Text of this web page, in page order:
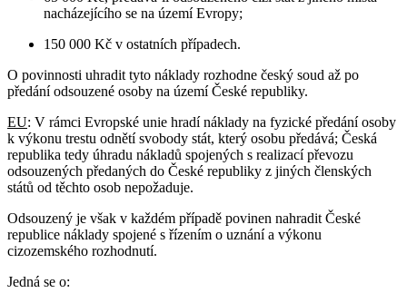
nacházejícího se na území Evropy;
150 000 Kč v ostatních případech.
O povinnosti uhradit tyto náklady rozhodne český soud až po
předání odsouzené osoby na území České republiky.
EU: V rámci Evropské unie hradí náklady na fyzické předání osoby
k výkonu trestu odnětí svobody stát, který osobu předává; Česká
republika tedy úhradu nákladů spojených s realizací převozu
odsouzených předaných do České republiky z jiných členských
států od těchto osob nepožaduje.
Odsouzený je však v každém případě povinen nahradit České
republice náklady spojené s řízením o uznání a výkonu
cizozemského rozhodnutí.
Jedná se o: